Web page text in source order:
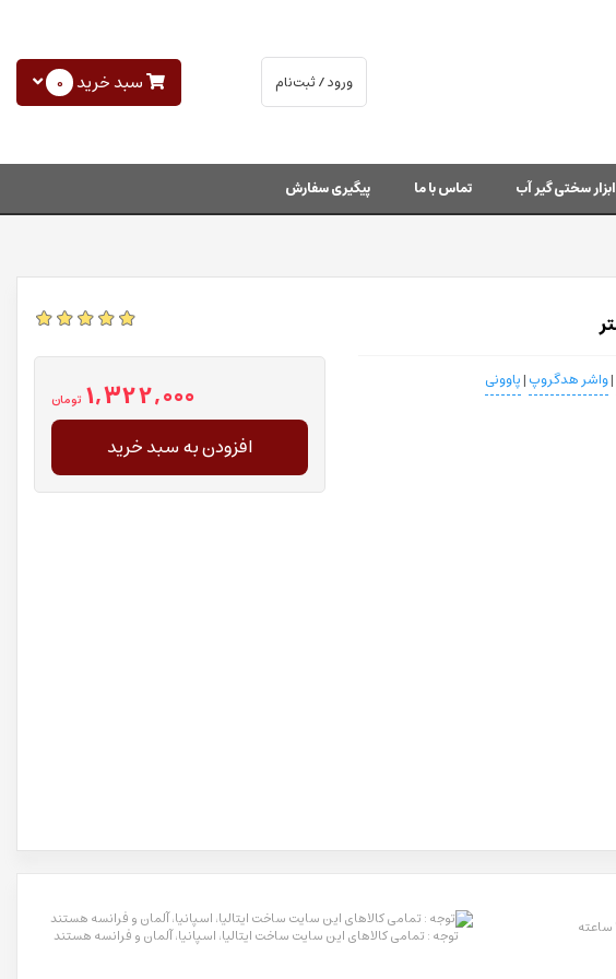
ورود / ثبت‌نام سبد خرید 0
ابزار سختی گیر آب تماس با ما پیگیری سفارش
|واشر هدگروپ|پاوونی 1,322,000 تومان
افزودن به سبد خرید
توجه : تمامی کالاهای این سایت ساخت ایتالیا، اسپانیا، آلمان و فرانسه هستند